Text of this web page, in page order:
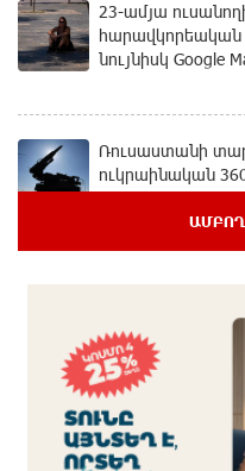
23-ամյա
հարավկորեական
նույնիսկ Google
Ռուսաստանի
ուկրաինական
Ողբերգական
տակ